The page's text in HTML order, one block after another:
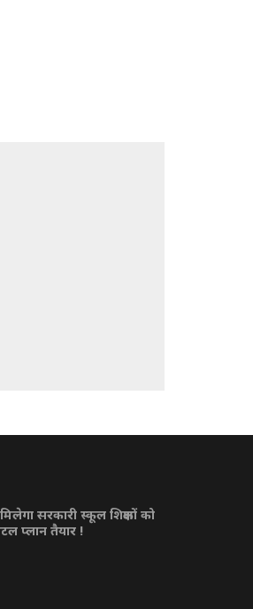
सरकारी स्कूल शिक्षकों को
प्लान तैयार !